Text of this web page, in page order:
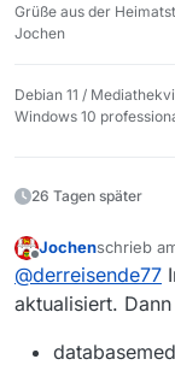
[INFO ] 2018-
[INFO ]
[INFO ] 2018-
[INFO ] 2018-
Grüße aus der
Jochen
Debian 11 /
Windows 10
26 Tagen später
Offline
Jochenschrieb
zuletzt
@derreisende77
aktualisiert.